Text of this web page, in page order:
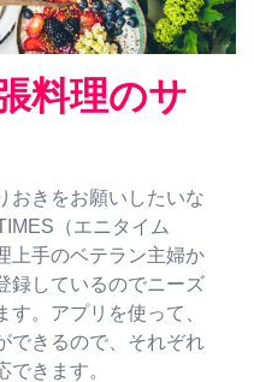
料理のサ
おきをお願いしたいな
（エニタイム
上手のベテラン主婦か
録しているのでニーズ
。アプリを使って、
できるので、それぞれ
きます。